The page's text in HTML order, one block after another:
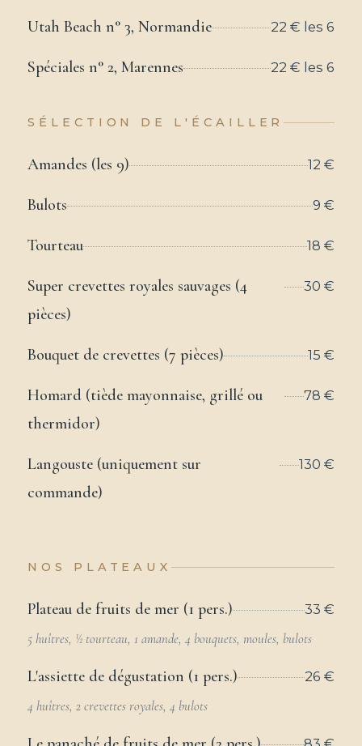
Utah Beach n° 3, Normandie 22 € les 6
Spéciales n° 2, Marennes 22 € les 6
SÉLECTION DE L'ÉCAILLER
Amandes (les 9) 12 €
Bulots 9 €
Tourteau 18 €
Super crevettes royales sauvages (4
pièces)
30 €
Bouquet de crevettes (7 pièces) 15 €
Homard (tiède mayonnaise, grillé ou
thermidor)
78 €
Langouste (uniquement sur
commande)
130 €
NOS PLATEAUX
Plateau de fruits de mer (1 pers.)
33 €
5 huîtres, ½ tourteau, 1 amande, 4 bouquets, moules, bulots
L'assiette de dégustation (1 pers.)
26 €
4 huîtres, 2 crevettes royales, 4 bulots